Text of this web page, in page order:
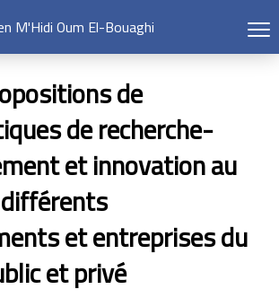
M'Hidi Oum El-Bouaghi
de
de recherche-
et innovation au
et entreprises du
et privé